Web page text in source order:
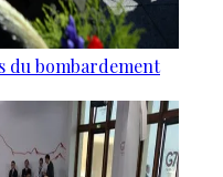
du bombardement